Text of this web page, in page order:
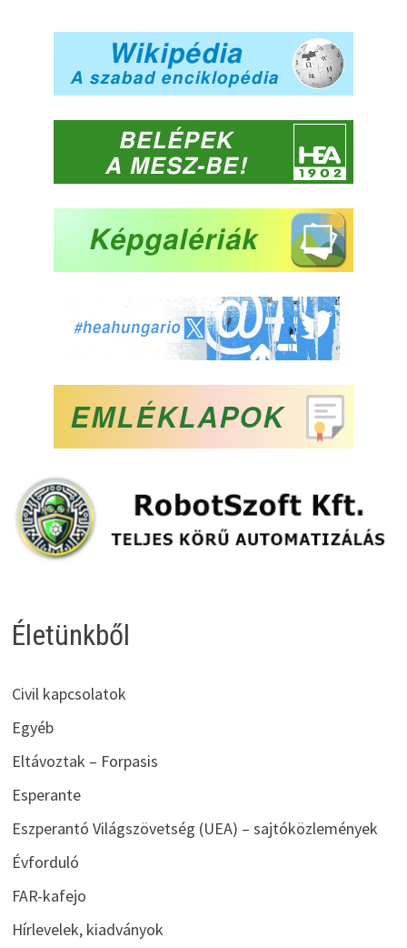
Életünkből
Civil kapcsolatok
Egyéb
Eltávoztak – Forpasis
Esperante
Eszperantó Világszövetség (UEA) – sajtóközlemények
Évforduló
FAR-kafejo
Hírlevelek, kiadványok